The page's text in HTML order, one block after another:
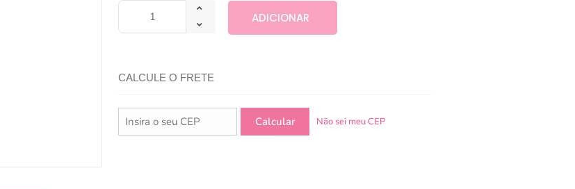
ADICIONAR
CALCULE O FRETE
Não sei meu CEP